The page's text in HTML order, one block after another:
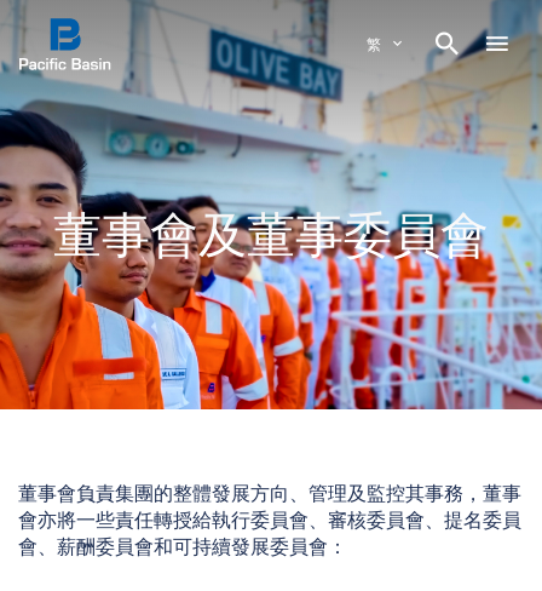
繁 
董事會及董事委員會
董事會負責集團的整體發展方向、管理及監控其事務，董事
會亦將一些責任轉授給執行委員會、審核委員會、提名委員
會、薪酬委員會和可持續發展委員會：